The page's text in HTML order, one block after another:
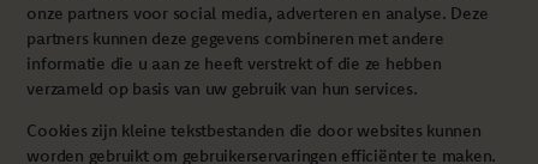
onze partners voor social media, adverteren en analyse. Deze
partners kunnen deze gegevens combineren met andere
informatie die u aan ze heeft verstrekt of die ze hebben
verzameld op basis van uw gebruik van hun services.
Cookies zijn kleine tekstbestanden die door websites kunnen
worden gebruikt om gebruikerservaringen efficiënter te maken.